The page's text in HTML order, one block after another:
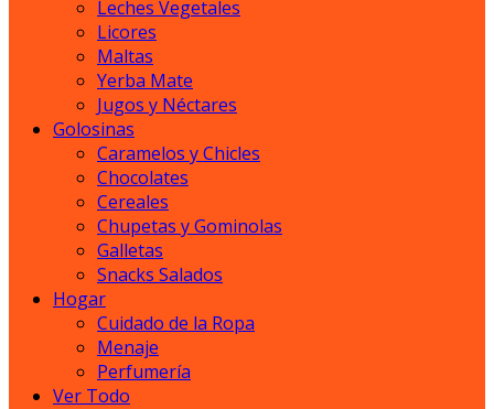
Leches Vegetales
Licores
Maltas
Yerba Mate
Jugos y Néctares
Golosinas
Caramelos y Chicles
Chocolates
Cereales
Chupetas y Gominolas
Galletas
Snacks Salados
Hogar
Cuidado de la Ropa
Menaje
Perfumería
Ver Todo